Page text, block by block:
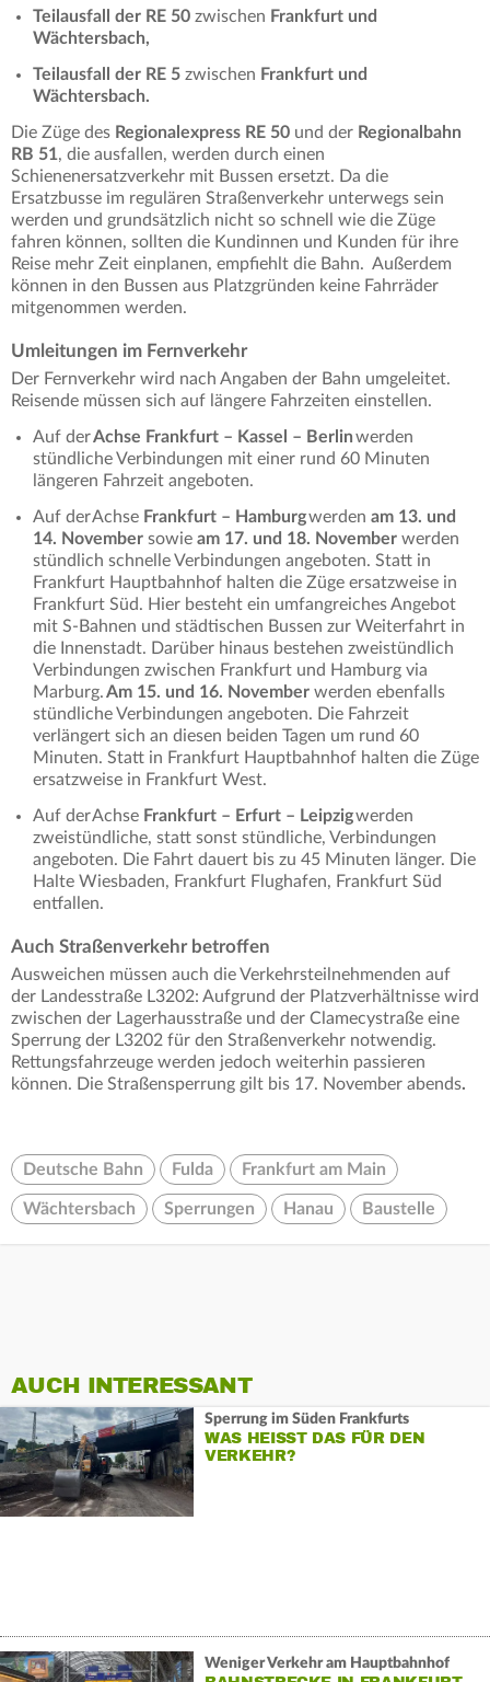
Teilausfall der RE 50 zwischen Frankfurt und
Wächtersbach,
Teilausfall der RE 5 zwischen Frankfurt und
Wächtersbach.
Die Züge des Regionalexpress RE 50 und der Regionalbahn
RB 51, die ausfallen, werden durch einen
Schienenersatzverkehr mit Bussen ersetzt. Da die
Ersatzbusse im regulären Straßenverkehr unterwegs sein
werden und grundsätzlich nicht so schnell wie die Züge
fahren können, sollten die Kundinnen und Kunden für ihre
Reise mehr Zeit einplanen, empfiehlt die Bahn. Außerdem
können in den Bussen aus Platzgründen keine Fahrräder
mitgenommen werden.
Umleitungen im Fernverkehr
Der Fernverkehr wird nach Angaben der Bahn umgeleitet.
Reisende müssen sich auf längere Fahrzeiten einstellen.
Auf derAchse Frankfurt – Kassel – Berlinwerden
stündliche Verbindungen mit einer rund 60 Minuten
längeren Fahrzeit angeboten.
Auf der Achse Frankfurt – Hamburgwerden am 13. und
14. November sowie am 17. und 18. November werden
stündlich schnelle Verbindungen angeboten. Statt in
Frankfurt Hauptbahnhof halten die Züge ersatzweise in
Frankfurt Süd. Hier besteht ein umfangreiches Angebot
mit S-Bahnen und städtischen Bussen zur Weiterfahrt in
die Innenstadt. Darüber hinaus bestehen zweistündlich
Verbindungen zwischen Frankfurt und Hamburg via
Marburg.Am 15. und 16. November werden ebenfalls
stündliche Verbindungen angeboten. Die Fahrzeit
verlängert sich an diesen beiden Tagen um rund 60
Minuten. Statt in Frankfurt Hauptbahnhof halten die Züge
ersatzweise in Frankfurt West.
Auf der Achse Frankfurt – Erfurt – Leipzigwerden
zweistündliche, statt sonst stündliche, Verbindungen
angeboten. Die Fahrt dauert bis zu 45 Minuten länger. Die
Halte Wiesbaden, Frankfurt Flughafen, Frankfurt Süd
entfallen.
Auch Straßenverkehr betroffen
Ausweichen müssen auch die Verkehrsteilnehmenden auf
der Landesstraße L3202: Aufgrund der Platzverhältnisse wird
zwischen der Lagerhausstraße und der Clamecystraße eine
Sperrung der L3202 für den Straßenverkehr notwendig.
Rettungsfahrzeuge werden jedoch weiterhin passieren
können. Die Straßensperrung gilt bis 17. November abends.
Deutsche Bahn Fulda Frankfurt am Main
Wächtersbach Sperrungen Hanau Baustelle
AUCH INTERESSANT
Sperrung im Süden Frankfurts
WAS HEISST DAS FÜR DEN V
ERKEHR?
Weniger Verkehr am Hauptbahnhof